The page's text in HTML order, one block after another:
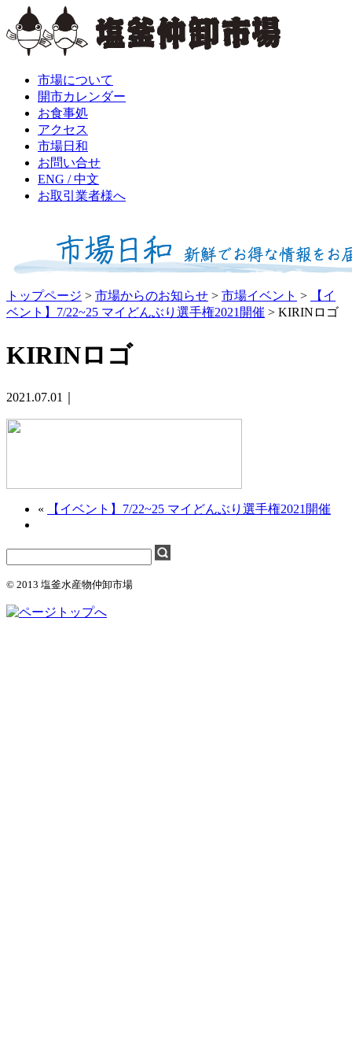
市場について
開市カレンダー
お食事処
アクセス
市場日和
お問い合せ
ENG / 中文
お取引業者様へ
トップページ > 市場からのお知らせ > 市場イベント >
【イ
ベント】7/22~25 マイどんぶり選手権2021開催 > KIRINロゴ
KIRINロゴ
2021.07.01｜
« 【イベント】7/22~25 マイどんぶり選手権2021開催
© 2013 塩釜水産物仲卸市場